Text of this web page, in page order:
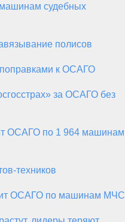
судебных
полисов
поправками к ОСАГО
за ОСАГО без
ОСАГО по 1 964 машинам
техников
ОСАГО по машинам МЧС